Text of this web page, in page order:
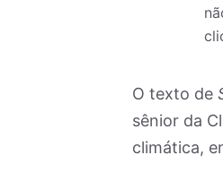
O texto de
sênior da
climática,